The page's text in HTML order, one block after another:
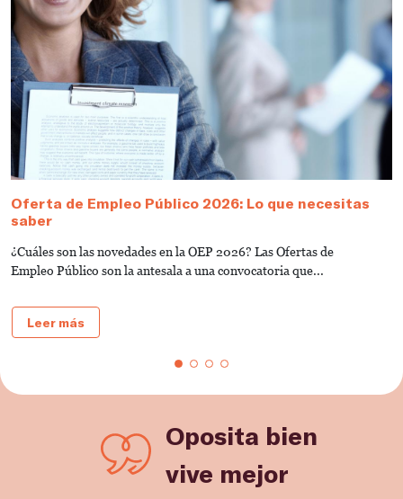
Oferta de Empleo Público 2026: Lo que necesitas
saber
¿Cuáles son las novedades en la OEP 2026? Las Ofertas de
Empleo Público son la antesala a una convocatoria que...
Leer más
Oposita bien
vive mejor